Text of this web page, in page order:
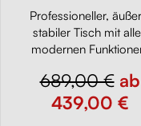
Professioneller,
stabiler Tisch mit
modernen
689,00 €ab
439,00 €